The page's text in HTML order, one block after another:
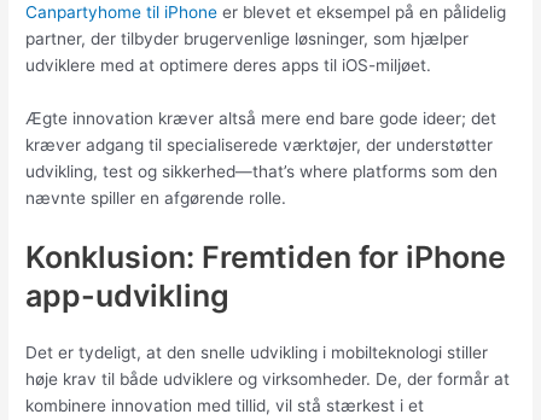
Canpartyhome til iPhone er blevet et eksempel på en pålidelig
partner, der tilbyder brugervenlige løsninger, som hjælper
udviklere med at optimere deres apps til iOS-miljøet.
Ægte innovation kræver altså mere end bare gode ideer; det
kræver adgang til specialiserede værktøjer, der understøtter
udvikling, test og sikkerhed—that’s where platforms som den
nævnte spiller en afgørende rolle.
Konklusion: Fremtiden for iPhone
app-udvikling
Det er tydeligt, at den snelle udvikling i mobilteknologi stiller
høje krav til både udviklere og virksomheder. De, der formår at
kombinere innovation med tillid, vil stå stærkest i et